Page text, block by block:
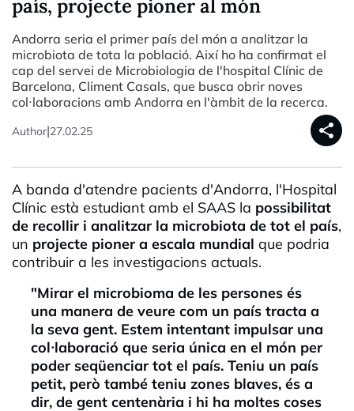
país, projecte pioner al món
Andorra seria el primer país del món a analitzar la
microbiota de tota la població. Així ho ha confirmat el
cap del servei de Microbiologia de l'hospital Clínic de
Barcelona, Climent Casals, que busca obrir noves
col·laboracions amb Andorra en l'àmbit de la recerca.
Author|27.02.25 share
A banda d'atendre pacients d'Andorra, l'Hospital
Clínic està estudiant amb el SAAS la possibilitat
de recollir i analitzar la microbiota de tot el país,
un projecte pioner a escala mundial que podria
contribuir a les investigacions actuals.
"Mirar el microbioma de les persones és
una manera de veure com un país tracta a
la seva gent. Estem intentant impulsar una
col·laboració que seria única en el món per
poder seqüenciar tot el país. Teniu un país
petit, però també teniu zones blaves, és a
dir, de gent centenària i hi ha moltes coses